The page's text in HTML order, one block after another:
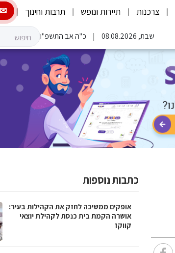
צרכנות תיירות ונופש תרבות וחינוך
שבת, 08.08.2026 כ"ה אב התשפ"ו
כתבות נוספות
אופקים ממשיכה לחזק את הקהילות בעיר:
אושרה הקמת בית כנסת לקהילת יוצאי
קווקז